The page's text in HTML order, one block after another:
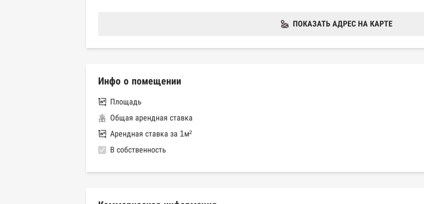
ПОКАЗАТЬ АДРЕС НА КАРТЕ
Инфо о помещении
Площадь
Общая арендная ставка
Арендная ставка за 1м²
В собственность